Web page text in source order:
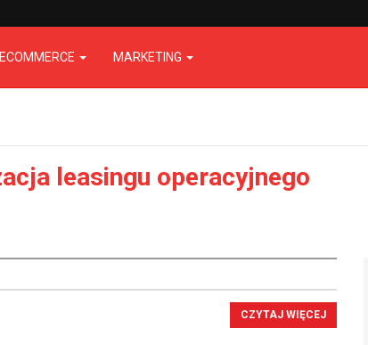
ECOMMERCE MARKETING
leasingu operacyjnego
CZYTAJ WIĘCEJ